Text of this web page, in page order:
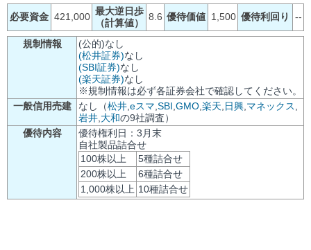
必要資金 421,000 最大逆日歩
（計算値）
8.6 優待価値 1,500 優待利回り --
規制情報
(公的)なし
(松井証券)なし
(SBI証券)なし
(楽天証券)なし
※規制情報は必ず各証券会社で確認してください。
一般信用売建
なし（松井 eスマ SBI GMO 楽天 日興 マネックス
岩井 大和の9社調査）
優待内容
優待権利日：3月末
自社製品詰合せ
100株以上
5種詰合せ
200株以上
6種詰合せ
1,000株以上 10種詰合せ